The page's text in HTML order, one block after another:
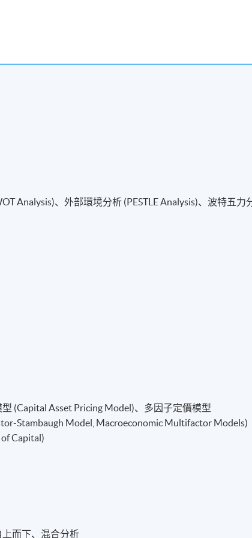
Analysis)、外部環境分析 (PESTLE Analysis)、波特五力
(Capital Asset Pricing Model)、多因子定價模型
Stambaugh Model, Macroeconomic Multifactor Models)
Capital)
而下、混合分析